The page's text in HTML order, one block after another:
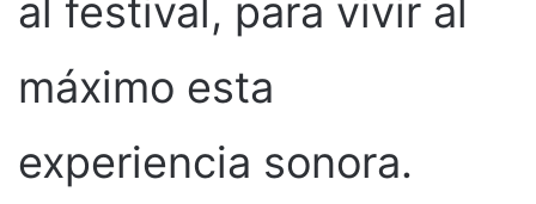
al festival, para vivir al
máximo esta
experiencia sonora.